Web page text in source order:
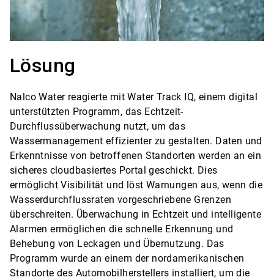
Lösung
Nalco Water reagierte mitWater Track IQ, einem digital
unterstützten Programm, das Echtzeit-
Durchflussüberwachung nutzt, um das
Wassermanagement effizienter zu gestalten. Daten und
Erkenntnisse von betroffenen Standorten werden an ein
sicheres cloudbasiertes Portal geschickt. Dies
ermöglicht Visibilität und löst Warnungen aus, wenn die
Wasserdurchflussraten vorgeschriebene Grenzen
überschreiten. Überwachung in Echtzeit und intelligente
Alarmen ermöglichen die schnelle Erkennung und
Behebung von Leckagen und Übernutzung. Das
Programm wurde an einem der nordamerikanischen
Standorte des Automobilherstellers installiert, um die